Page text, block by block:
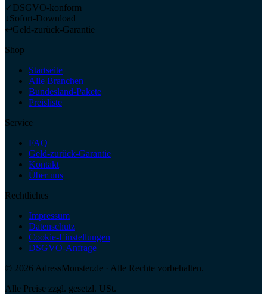
✓ DSGVO-konform
↓Sofort-Download
↩Geld-zurück-Garantie
Shop
Startseite
Alle Branchen
Bundesland-Pakete
Preisliste
Service
FAQ
Geld-zurück-Garantie
Kontakt
Über uns
Rechtliches
Impressum
Datenschutz
Cookie-Einstellungen
DSGVO-Anfrage
© 2026 AdressMonster.de · Alle Rechte vorbehalten.
Alle Preise zzgl. gesetzl. USt.